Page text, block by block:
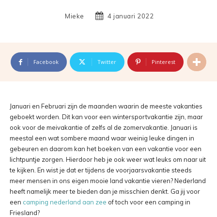
Mieke 4 januari 2022
Facebook Twitter Pinterest
Januari en Februari zijn de maanden waarin de meeste vakanties
geboekt worden. Dit kan voor een wintersportvakantie zijn, maar
ook voor de meivakantie of zelfs al de zomervakantie. Januari is
meestal een wat sombere maand waar weinig leuke dingen in
gebeuren en daarom kan het boeken van een vakantie voor een
lichtpuntje zorgen. Hierdoor heb je ook weer wat leuks om naar uit
te kijken. En wist je dat er tijdens de voorjaarsvakantie steeds
meer mensen in ons eigen mooie land vakantie vieren? Nederland
heeft namelijk meer te bieden dan je misschien denkt. Ga jij voor
een camping nederland aan zee of toch voor een camping in
Friesland?